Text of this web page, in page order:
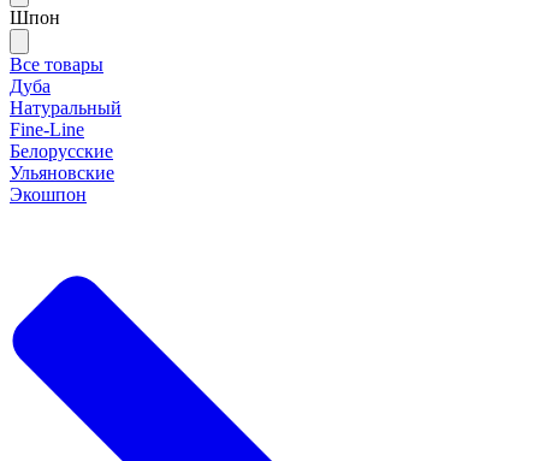
Шпон
Все товары
Дуба
Натуральный
Fine-Line
Белорусские
Ульяновские
Экошпон